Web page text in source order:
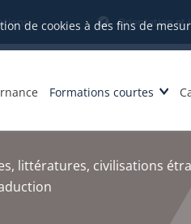
de cookies à des fins de
Orientation et
Formations courtes
littératures, civilisations